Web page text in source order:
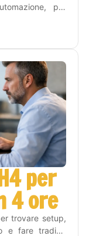
per
per
4 ore
trovare setup,
e fare trading